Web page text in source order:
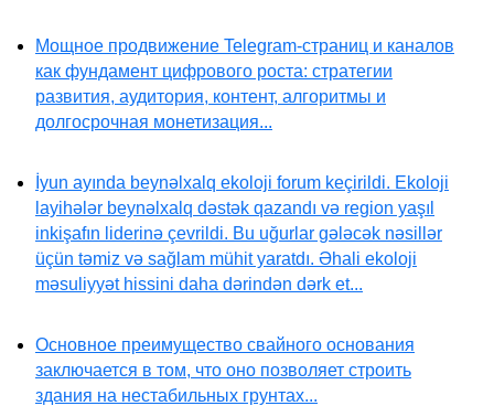
Мощное продвижение Telegram-страниц и каналов
как фундамент цифрового роста: стратегии
развития, аудитория, контент, алгоритмы и
долгосрочная монетизация...
İyun ayında beynəlxalq ekoloji forum keçirildi. Ekoloji
layihələr beynəlxalq dəstək qazandı və region yaşıl
inkişafın liderinə çevrildi. Bu uğurlar gələcək nəsillər
üçün təmiz və sağlam mühit yaratdı. Əhali ekoloji
məsuliyyət hissini daha dərindən dərk et...
Основное преимущество свайного основания
заключается в том, что оно позволяет строить
здания на нестабильных грунтах...